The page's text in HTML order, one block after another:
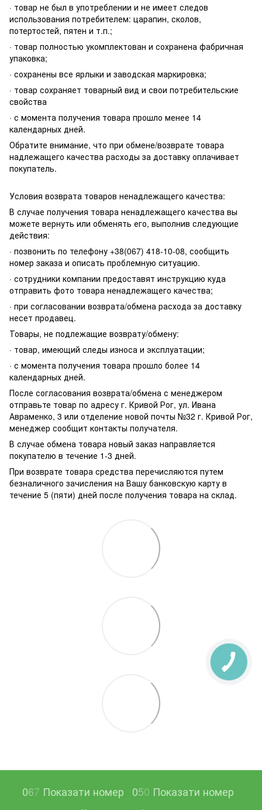
· товар не был в употреблении и не имеет следов
использования потребителем: царапин, сколов,
потертостей, пятен и т.п.;
· товар полностью укомплектован и сохранена фабричная
упаковка;
· сохранены все ярлыки и заводская маркировка;
· товар сохраняет товарный вид и свои потребительские
свойства
· с момента получения товара прошло менее 14
календарных дней.
Обратите внимание, что при обмене/возврате товара
надлежащего качества расходы за доставку оплачивает
покупатель.
Условия возврата товаров ненадлежащего качества:
В случае получения товара ненадлежащего качества вы
можете вернуть или обменять его, выполнив следующие
действия:
· позвонить по телефону +38(067) 418-10-08, сообщить
номер заказа и описать проблемную ситуацию.
· сотрудники компании предоставят инструкцию куда
отправить фото товара ненадлежащего качества;
· при согласовании возврата/обмена расхода за доставку
несет продавец.
Товары, не подлежащие возврату/обмену:
· товар, имеющий следы износа и эксплуатации;
· с момента получения товара прошло более 14
календарных дней.
После согласования возврата/обмена с менеджером
отправьте товар по адресу г. Кривой Рог, ул. Ивана
Авраменко, 3 или отделение новой почты №32 г. Кривой Рог,
менеджер сообщит контакты получателя.
В случае обмена товара новый заказ направляется
покупателю в течение 1-3 дней.
При возврате товара средства перечисляются путем
безналичного зачисления на Вашу банковскую карту в
течение 5 (пяти) дней после получения товара на склад.
067 Показати номер 050 Показати номер